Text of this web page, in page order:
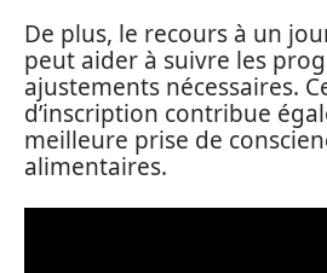
De plus, le recours à un
peut aider à suivre les
ajustements nécessaires.
d’inscription contribue
meilleure prise de
alimentaires.